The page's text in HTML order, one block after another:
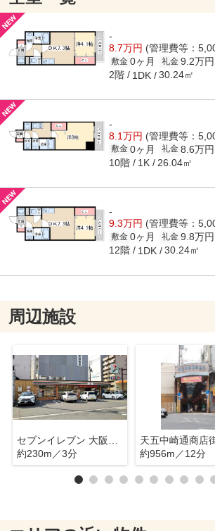
-
8.7万円 (管理費等：
敷金 0ヶ月 礼金 9.2万円
2階 1DK 30.24㎡
-
8.1万円 (管理費等：
敷金 0ヶ月 礼金 8.6万円
10階 1K 26.04㎡
-
9.3万円 (管理費等：
敷金 0ヶ月 礼金 9.8万円
12階 1DK 30.24㎡
周辺施設
約230m／3分
天五中崎通商店
約956m／12分